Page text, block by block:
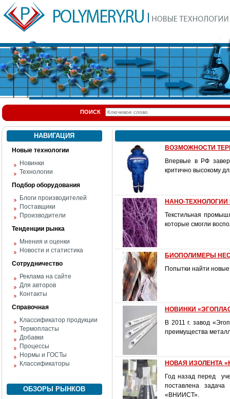
ПОИСК
НАВИГАЦИЯ
Новые технологии
Новинки
Технологии
Подбор оборудования
Блоги производителей
Поставщики
Производители
Тенденции рынка
Мнения и оценки
Новости и статистика
Сотрудничество
Реклама на сайте
Для авторов
Контакты
Справочная
Классификатор продукции
Термопласты
Добавки
Процессы
Нормы и ГОСТы
Классификаторы
ОБЗОРЫ РЫНКОВ
ВОЗМОЖНОСТИ
Впервые в РФ
критично высокому
НАНО-
Текстильная
которые смогли
БИОПОЛИМЕРЫ
Попытки найти
НОВИНКИ
В 2011 г. завод
преимущества
НОВАЯ ИЗОЛЕНТА
Год назад перед
поставлена
«ВНИИСТ».